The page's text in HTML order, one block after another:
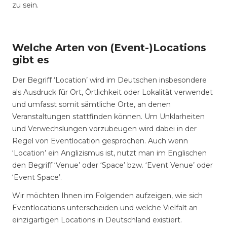
zu sein.
Welche Arten von (Event-)Locations
gibt es
Der Begriff ‘Location’ wird im Deutschen insbesondere
als Ausdruck für Ort, Örtlichkeit oder Lokalität verwendet
und umfasst somit sämtliche Orte, an denen
Veranstaltungen stattfinden können. Um Unklarheiten
und Verwechslungen vorzubeugen wird dabei in der
Regel von Eventlocation gesprochen. Auch wenn
‘Location’ ein Anglizismus ist, nutzt man im Englischen
den Begriff ‘Venue’ oder ‘Space’ bzw. ‘Event Venue’ oder
‘Event Space’.
Wir möchten Ihnen im Folgenden aufzeigen, wie sich
Eventlocations unterscheiden und welche Vielfalt an
einzigartigen Locations in Deutschland existiert.